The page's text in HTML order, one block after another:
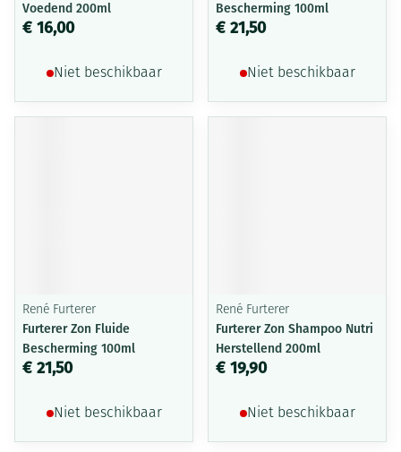
Voedend 200ml
€ 16,00
Niet beschikbaar
Bescherming 100ml
€ 21,50
Niet beschikbaar
René Furterer
Furterer Zon Fluide
Bescherming 100ml
€ 21,50
Niet beschikbaar
René Furterer
Furterer Zon Shampoo Nutri
Herstellend 200ml
€ 19,90
Niet beschikbaar